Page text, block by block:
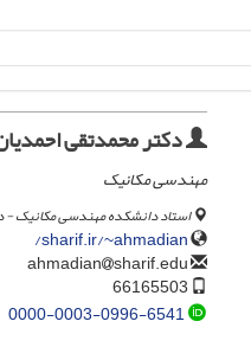
دکتر محمدتقی
مهندسی مکانیک
استاد دانشکده مهندسی مکانیک
sharif.ir/~ahmadian/
sharif.edu
0000-0003-0996-6541